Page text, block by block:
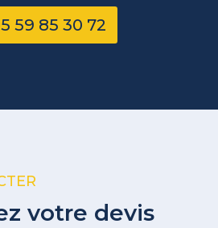
59 85 30 72
votre devis